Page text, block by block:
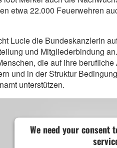
etwa 22.000 Feuerwehren
Lucie die Bundeskanzlerin
und Mitgliederbindung
die auf ihre
und in der Struktur
unterstützen.
We need your consent